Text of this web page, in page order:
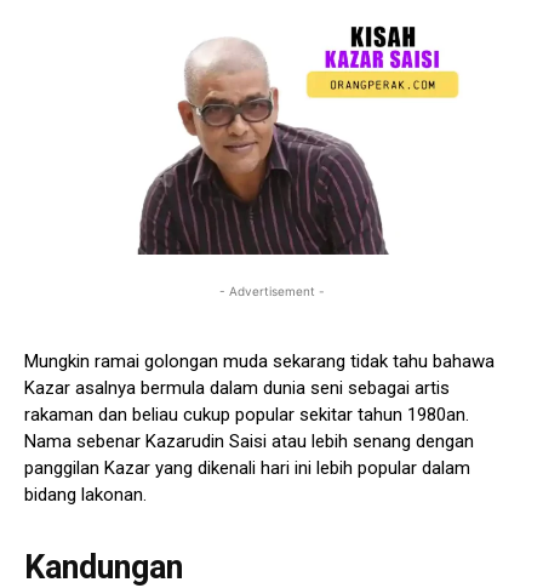
- Advertisement -
Mungkin ramai golongan muda sekarang tidak tahu bahawa
Kazar asalnya bermula dalam dunia seni sebagai artis
rakaman dan beliau cukup popular sekitar tahun 1980an.
Nama sebenar Kazarudin Saisi atau lebih senang dengan
panggilan Kazar yang dikenali hari ini lebih popular dalam
bidang lakonan.
Kandungan